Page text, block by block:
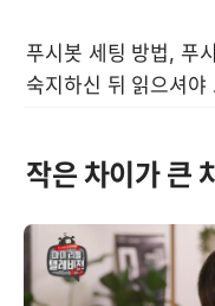
푸시봇 세팅 방법, 푸
숙지하신 뒤 읽으셔야
작은 차이가 큰